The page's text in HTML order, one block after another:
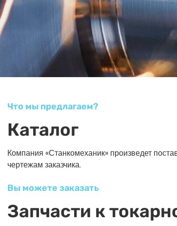
Что мы предлагаем?
Каталог
Компания «Станкомеханик» произведет
чертежам заказчика.
Вы можете заказать
Запчасти к